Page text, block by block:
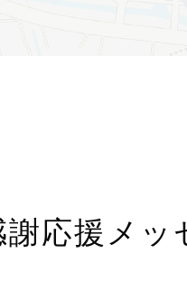
謝応援メッ